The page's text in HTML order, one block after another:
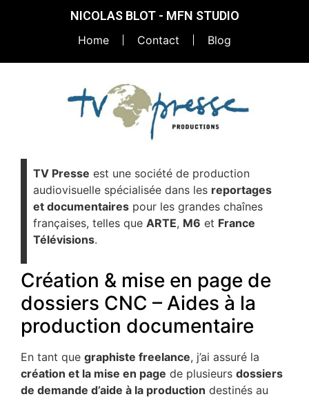
NICOLAS BLOT - MFN STUDIO
Home Contact Blog
TV Presse est une société de production
audiovisuelle spécialisée dans les reportages
et documentaires pour les grandes chaînes
françaises, telles que ARTE, M6 et France
Télévisions.
Création & mise en page de
dossiers CNC – Aides à la
production documentaire
En tant que graphiste freelance, j’ai assuré la
création et la mise en page de plusieurs dossiers
de demande d’aide à la production destinés au